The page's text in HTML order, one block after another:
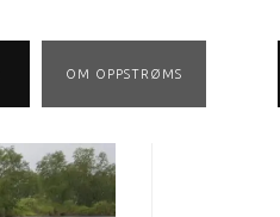
OM OPPSTRØMS